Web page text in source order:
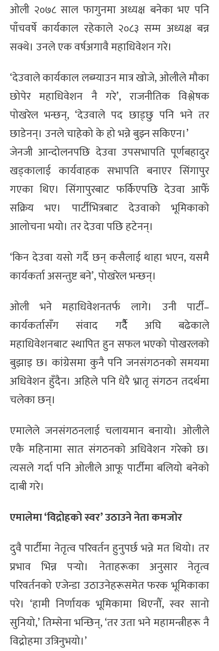
ओली २०७८ साल फागुनमा अध्यक्ष बनेका भए पनि
पाँचवर्षे कार्यकाल रहेकाले २०८३ सम्म अध्यक्ष बन्न
सक्थे। उनले एक वर्षअगावै महाधिवेशन गरे।
‘देउवाले कार्यकाल लब्म्याउन मात्र खोजे, ओलीले मौका
छोपेर महाधिवेशन नै गरे’, राजनीतिक विश्लेषक
पोखरेल भन्छन्, ‘देउवाले पद छाड्छु पनि भने तर
छाडेनन्। उनले चाहेको के हो भन्ने बुझ्न सकिएन।’
जेनजी आन्दोलनपछि देउवा उपसभापति पूर्णबहादुर
खड्कालाई कार्यवाहक सभापति बनाएर सिंगापुर
गएका थिए। सिंगापुरबाट फर्किएपछि देउवा आफैँ
सक्रिय भए। पार्टीभित्रबाट देउवाको भूमिकाको
आलोचना भयो। तर देउवा पछि हटेनन्।
‘किन देउवा यसो गर्दै छन् कसैलाई थाहा भएन, यसमै
कार्यकर्ता असन्तुष्ट बने’, पोखरेल भन्छन्।
ओली भने महाधिवेशनतर्फ लागे। उनी पार्टी–
कार्यकर्तासँग संवाद गर्दैै अघि बढेकाले
महाधिवेशनबाट स्थापित हुन सफल भएको पोखरलको
बुझाइ छ। कांग्रेसमा कुनै पनि जनसंगठनको समयमा
अधिवेशन हुँदैन। अहिले पनि धेरै भ्रातृ संगठन तदर्थमा
चलेका छन्।
एमालेले जनसंगठनलाई चलायमान बनायो। ओलीले
एकै महिनामा सात संगठनको अधिवेशन गरेको छ।
त्यसले गर्दा पनि ओलीले आफू पार्टीमा बलियो बनेको
दाबी गरे।
एमालेमा ‘विद्रोहको स्वर’ उठाउने नेता कमजोर
दुवै पार्टीमा नेतृत्व परिवर्तन हुनुपर्छ भन्ने मत थियो। तर
प्रभाव भिन्न पर्‍यो। नेताहरूका अनुसार नेतृत्व
परिवर्तनको एजेन्डा उठाउनेहरूसमेत फरक भूमिकाका
परे। ‘हामी निर्णायक भूमिकामा थिएनौँ, स्वर सानो
सुनियो,’ तिम्सेना भन्छिन्, ‘तर उता भने महामन्त्रीहरू नै
विद्रोहमा उत्रिनुभयो।’